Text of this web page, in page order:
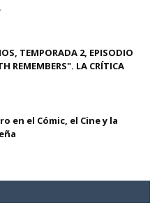
TEMPORADA 2, EPISODIO
REMEMBERS". LA CRÍTICA
en el Cómic, el Cine y la